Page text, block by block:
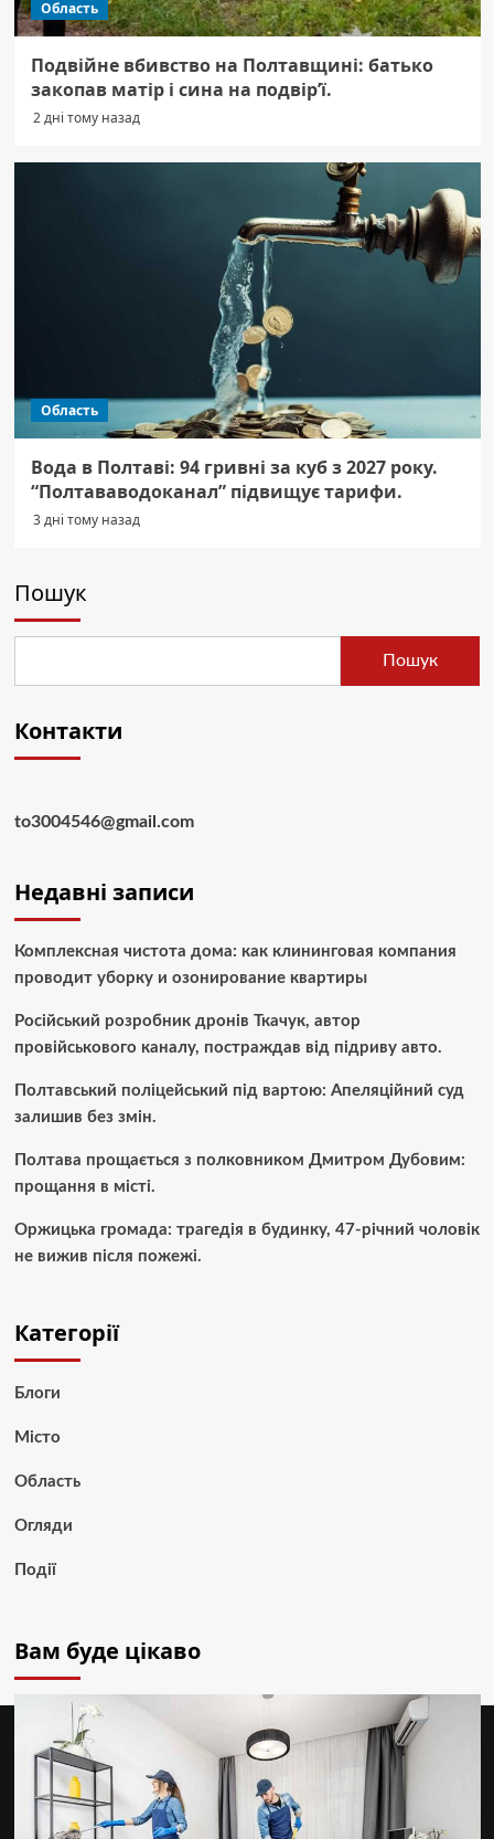
Область
Подвійне вбивство на Полтавщині: батько
закопав матір і сина на подвір’ї.
2 дні тому назад
Область
Вода в Полтаві: 94 гривні за куб з 2027 року.
“Полтававодоканал” підвищує тарифи.
3 дні тому назад
Пошук
Пошук
Контакти
to3004546@gmail.com
Недавні записи
Комплексная чистота дома: как клининговая компания
проводит уборку и озонирование квартиры
Російський розробник дронів Ткачук, автор
провійськового каналу, постраждав від підриву авто.
Полтавський поліцейський під вартою: Апеляційний суд
залишив без змін.
Полтава прощається з полковником Дмитром Дубовим:
прощання в місті.
Оржицька громада: трагедія в будинку, 47-річний чоловік
не вижив після пожежі.
Категорії
Блоги
Місто
Область
Огляди
Події
Вам буде цікаво